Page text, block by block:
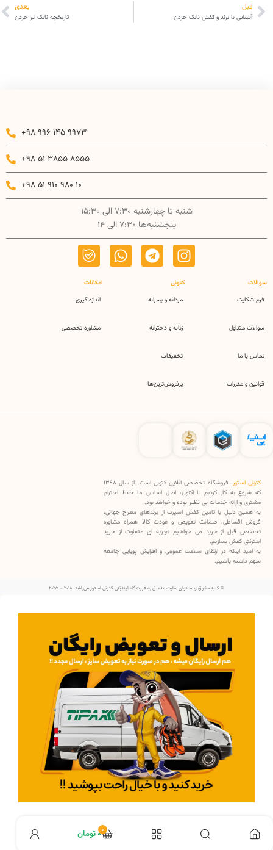
قبل
آشنایی با برند و کفش نایک جردن
بعدی
تاریخچه نایک ایر جردن
+98 996 145 9973
+98 51 3855 8555
+98 51 910 980 10
شنبه تا چهارشنبه 7:30 الی 15:30
پنجشنبه‌ها 7:30 الی 14
سوالات
فرم شکایت
سوالات متداول
تماس با ما
قوانین و مقررات
کتونی
مردانه و پسرانه
زنانه و دخترانه
تخفیفات
پرفروش‌ترین‌ها
امکانات
اندازه گیری
مشاوره تخصصی
کتونی استور
، فروشگاه تخصصی آنلاین کتونی است. از سال 1398
که شروع به کار کردیم تا اکنون، اصل اساسی ما حفظ احترام
مشتری و ارائه خدمات بی نظیر بوده و خواهد بود.
به همین دلیل با تامین کفش اسپرت از برندهای مطرح جهانی،
فروش اقساطی، ضمانت تعویض و عودت کالا همراه مشاوره
تخصصی قبل از خرید می خواهیم تجربه ای متفاوت از خرید
اینترنتی کفش بسازیم.
به امید اینکه در ارتقای سلامت عمومی و افزایش پویایی جامعه
سهم داشته باشیم.
© کلیه حقوق و محتوای سایت متعلق به فروشگاه اینترنتی کتونی استور می‌باشد. 2018 – 2025
0۰تومان